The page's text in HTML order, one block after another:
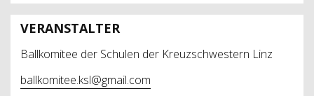
VERANSTALTER
Ballkomitee der Schulen der Kreuzschwestern Linz
ballkomitee.ksl@gmail.com